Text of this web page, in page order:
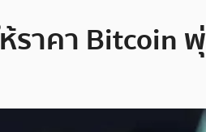
ราคา Bitcoin